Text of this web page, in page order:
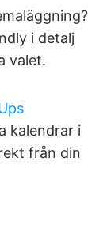
i detalj
valet.
kalendrar i
från din